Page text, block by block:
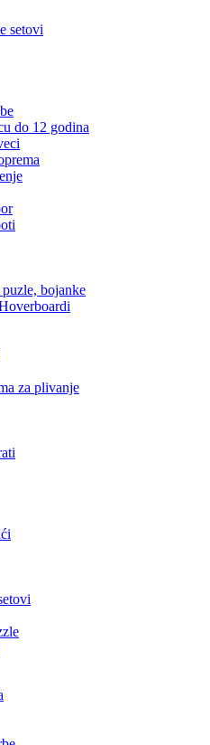
setovi
do 12 godina
bojanke
za plivanje